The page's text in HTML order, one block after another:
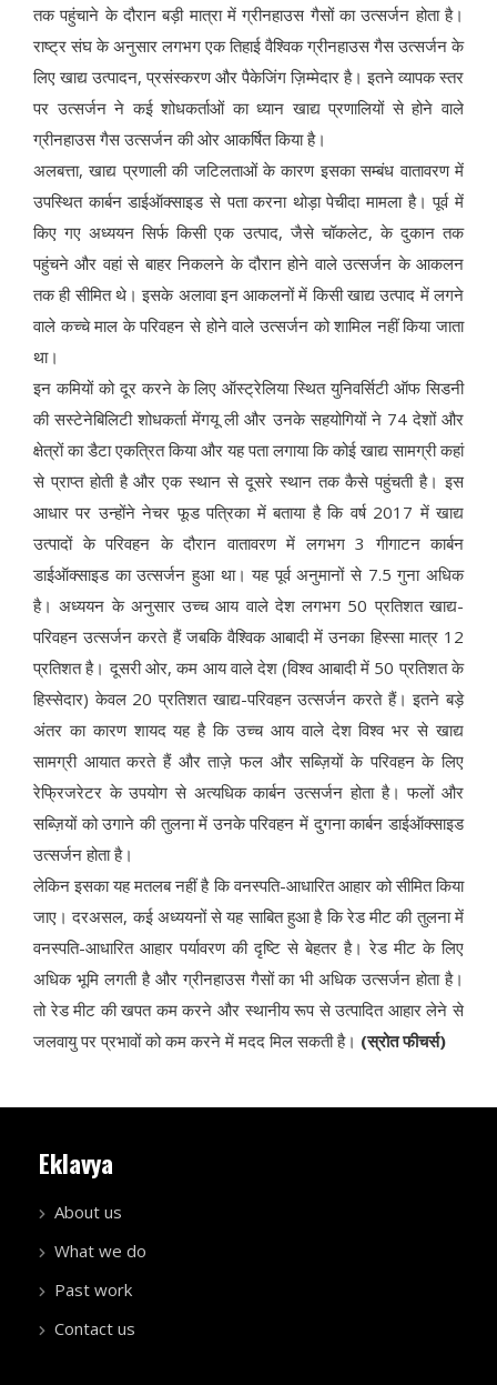
तक पहुंचाने के दौरान बड़ी मात्रा में ग्रीनहाउस गैसों का उत्सर्जन होता है।
राष्ट्र संघ के अनुसार लगभग एक तिहाई वैश्विक ग्रीनहाउस गैस उत्सर्जन के
लिए खाद्य उत्पादन, प्रसंस्करण और पैकेजिंग ज़िम्मेदार है। इतने व्यापक स्तर
पर उत्सर्जन ने कई शोधकर्ताओं का ध्यान खाद्य प्रणालियों से होने वाले
ग्रीनहाउस गैस उत्सर्जन की ओर आकर्षित किया है।
अलबत्ता, खाद्य प्रणाली की जटिलताओं के कारण इसका सम्बंध वातावरण में
उपस्थित कार्बन डाईऑक्साइड से पता करना थोड़ा पेचीदा मामला है। पूर्व में
किए गए अध्ययन सिर्फ किसी एक उत्पाद, जैसे चॉकलेट, के दुकान तक
पहुंचने और वहां से बाहर निकलने के दौरान होने वाले उत्सर्जन के आकलन
तक ही सीमित थे। इसके अलावा इन आकलनों में किसी खाद्य उत्पाद में लगने
वाले कच्चे माल के परिवहन से होने वाले उत्सर्जन को शामिल नहीं किया जाता
था।
इन कमियों को दूर करने के लिए ऑस्ट्रेलिया स्थित युनिवर्सिटी ऑफ सिडनी
की सस्टेनेबिलिटी शोधकर्ता मेंगयू ली और उनके सहयोगियों ने 74 देशों और
क्षेत्रों का डैटा एकत्रित किया और यह पता लगाया कि कोई खाद्य सामग्री कहां
से प्राप्त होती है और एक स्थान से दूसरे स्थान तक कैसे पहुंचती है। इस
आधार पर उन्होंने नेचर फूड पत्रिका में बताया है कि वर्ष 2017 में खाद्य
उत्पादों के परिवहन के दौरान वातावरण में लगभग 3 गीगाटन कार्बन
डाईऑक्साइड का उत्सर्जन हुआ था। यह पूर्व अनुमानों से 7.5 गुना अधिक
है। अध्ययन के अनुसार उच्च आय वाले देश लगभग 50 प्रतिशत खाद्य-
परिवहन उत्सर्जन करते हैं जबकि वैश्विक आबादी में उनका हिस्सा मात्र 12
प्रतिशत है। दूसरी ओर, कम आय वाले देश (विश्व आबादी में 50 प्रतिशत के
हिस्सेदार) केवल 20 प्रतिशत खाद्य-परिवहन उत्सर्जन करते हैं। इतने बड़े
अंतर का कारण शायद यह है कि उच्च आय वाले देश विश्व भर से खाद्य
सामग्री आयात करते हैं और ताज़े फल और सब्ज़ियों के परिवहन के लिए
रेफ्रिजरेटर के उपयोग से अत्यधिक कार्बन उत्सर्जन होता है। फलों और
सब्ज़ियों को उगाने की तुलना में उनके परिवहन में दुगना कार्बन डाईऑक्साइड
उत्सर्जन होता है।
लेकिन इसका यह मतलब नहीं है कि वनस्पति-आधारित आहार को सीमित किया
जाए। दरअसल, कई अध्ययनों से यह साबित हुआ है कि रेड मीट की तुलना में
वनस्पति-आधारित आहार पर्यावरण की दृष्टि से बेहतर है। रेड मीट के लिए
अधिक भूमि लगती है और ग्रीनहाउस गैसों का भी अधिक उत्सर्जन होता है।
तो रेड मीट की खपत कम करने और स्थानीय रूप से उत्पादित आहार लेने से
जलवायु पर प्रभावों को कम करने में मदद मिल सकती है। (स्रोत फीचर्स)
Eklavya
About us
What we do
Past work
Contact us